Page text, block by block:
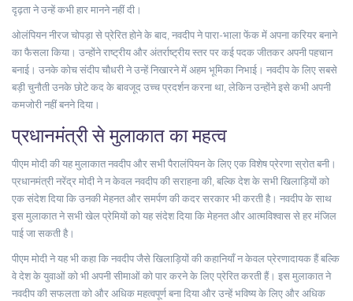
दृढ़ता ने उन्हें कभी हार मानने नहीं दी।
ओलंपियन नीरज चोपड़ा से प्रेरित होने के बाद, नवदीप ने पारा-भाला फेंक में अपना करियर बनाने
का फैसला किया। उन्होंने राष्ट्रीय और अंतर्राष्ट्रीय स्तर पर कई पदक जीतकर अपनी पहचान
बनाई। उनके कोच संदीप चौधरी ने उन्हें निखारने में अहम भूमिका निभाई। नवदीप के लिए सबसे
बड़ी चुनौती उनके छोटे कद के बावजूद उच्च प्रदर्शन करना था, लेकिन उन्होंने इसे कभी अपनी
कमजोरी नहीं बनने दिया।
प्रधानमंत्री से मुलाकात का महत्व
पीएम मोदी की यह मुलाकात नवदीप और सभी पैरालंपियन के लिए एक विशेष प्रेरणा स्रोत बनी।
प्रधानमंत्री नरेंद्र मोदी ने न केवल नवदीप की सराहना की, बल्कि देश के सभी खिलाड़ियों को
एक संदेश दिया कि उनकी मेहनत और समर्पण की कदर सरकार भी करती है। नवदीप के साथ
इस मुलाकात ने सभी खेल प्रेमियों को यह संदेश दिया कि मेहनत और आत्मविश्वास से हर मंजिल
पाई जा सकती है।
पीएम मोदी ने यह भी कहा कि नवदीप जैसे खिलाड़ियों की कहानियाँ न केवल प्रेरणादायक हैं बल्कि
वे देश के युवाओं को भी अपनी सीमाओं को पार करने के लिए प्रेरित करती हैं। इस मुलाकात ने
नवदीप की सफलता को और अधिक महत्वपूर्ण बना दिया और उन्हें भविष्य के लिए और अधिक